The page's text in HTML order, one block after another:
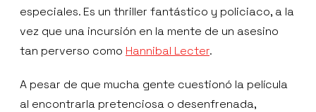
especiales. Es un thriller fantástico y policiaco, a la
vez que una incursión en la mente de un asesino
tan perverso como Hannibal Lecter.
A pesar de que mucha gente cuestionó la película
al encontrarla pretenciosa o desenfrenada,